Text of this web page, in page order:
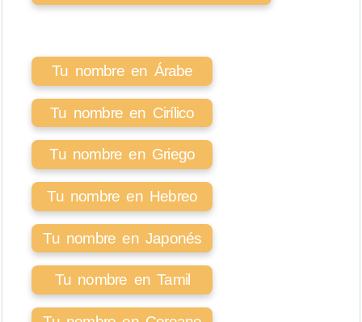
Tu nombre en Árabe
Tu nombre en Cirílico
Tu nombre en Griego
Tu nombre en Hebreo
Tu nombre en Japonés
Tu nombre en Tamil